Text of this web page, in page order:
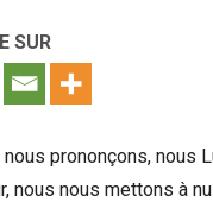
SUR
prononçons, nous
nous nous mettons à